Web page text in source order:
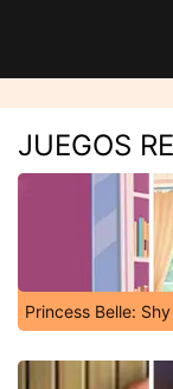
JUEGOS
Princess Belle: